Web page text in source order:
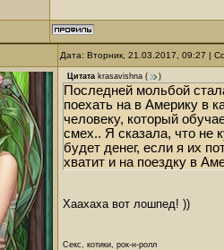
Дата: Вторник, 21.03.2017, 09:27 |
Цитата krasavishna ( )
Последней мольбой
поехать на в Америку в
человеку, который
смех.. Я сказала, что не
будет денег, если я их
хватит и на поездку в
Хаахаха вот лошпед! ))
Секс, котики, рок-н-ролл